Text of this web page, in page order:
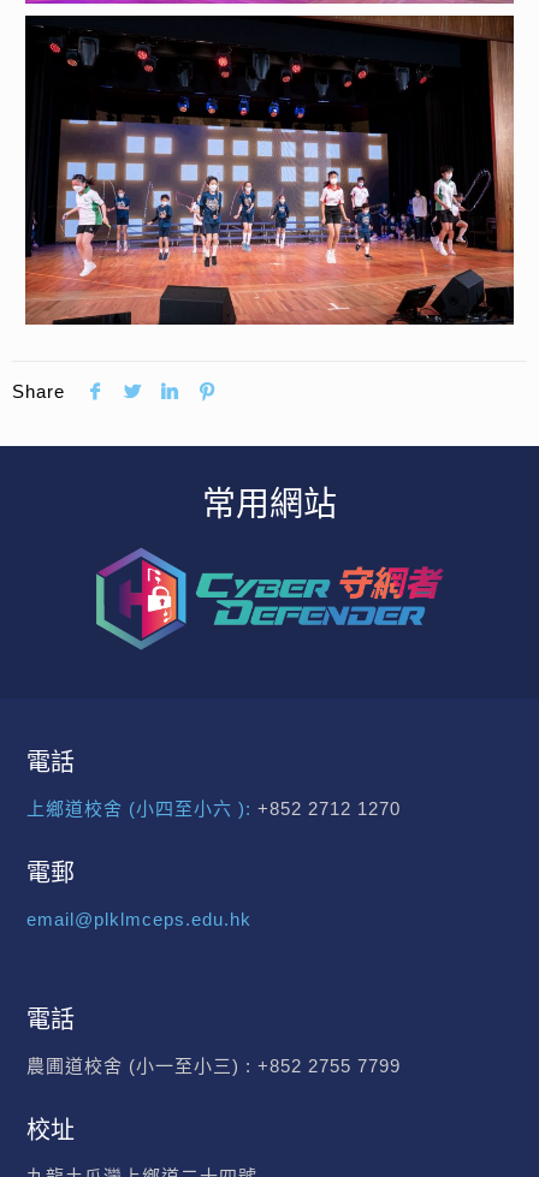
Share
常用網站
電話
上鄉道校舍 (小四至小六 ): +852 2712 1270
電郵
email@plklmceps.edu.hk
電話
農圃道校舍 (小一至小三) : +852 2755 7799
校址